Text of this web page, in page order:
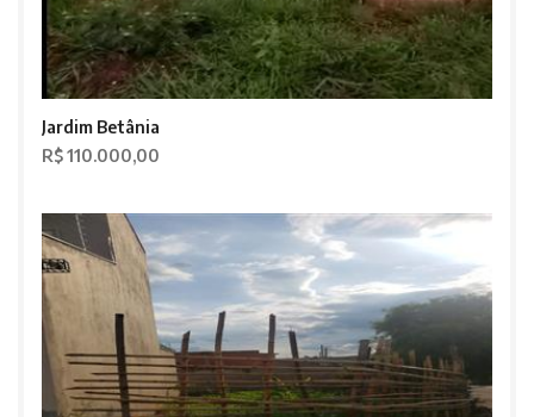
Jardim Betânia
R$ 110.000,00